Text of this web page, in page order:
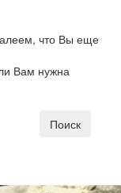
что Вы еще
Вам нужна
Поиск